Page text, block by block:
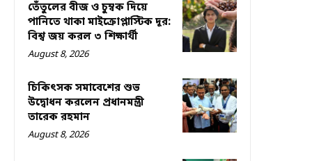
তেঁতুলের বীজ ও চুম্বক দিয়ে
পানিতে থাকা মাইক্রোপ্লাস্টিক দূর:
বিশ্ব জয় করল ৩ শিক্ষার্থী
August 8, 2026
চিকিৎসক সমাবেশের শুভ
উদ্বোধন করলেন প্রধানমন্ত্রী
তারেক রহমান
August 8, 2026